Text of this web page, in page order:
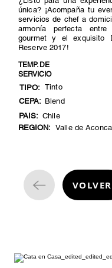
única? ¡Acompaña tu
servicios de chef a
armonía perfecta entre
gourmet y el exquisito
Reserve 2017!
TEMP. DE
SERVICIO
TIPO: Tinto
CEPA: Blend
PAIS: Chile
REGION: Valle de
VOLVER